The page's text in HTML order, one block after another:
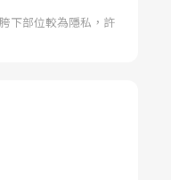
下部位較為隱私，許